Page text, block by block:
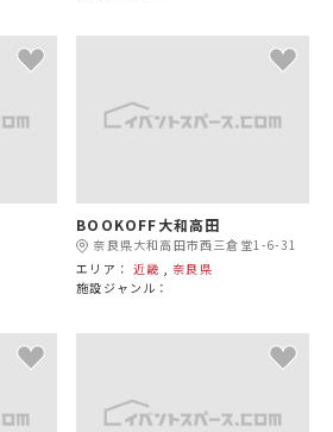
BOOKOFF大和高田
奈良県大和高田市西三倉堂1-6-31
エリア：近畿
奈良県
施設ジャンル：